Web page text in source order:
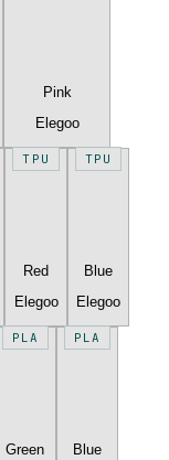
Pink
Elegoo
TPU
Red
Elegoo
TPU
Blue
Elegoo
PLA
Green
PLA
Blue